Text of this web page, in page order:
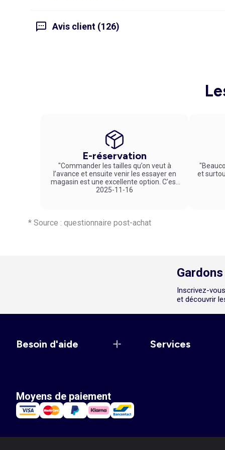
Avis client (126)
E-réservation
"Commander les tailles qu’on veut à
l’avance et ensuite venir les essayer en
magasin est une excellente option. C’est
un service vraiment pratique et agréable
2025-11-16
et
* Source : questionnaire post-achat
Inscrivez-
et découvrir
Besoin d'aide Services
Moyens de paiement